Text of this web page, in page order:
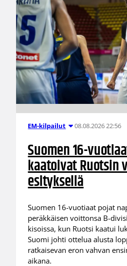
EM-kilpailut 08.08.2026 22:56
Suomen 16-
kaatoivat Ruotsin
esityksellä
Suomen 16-vuotiaat pojat
peräkkäisen voittonsa B-
kisoissa, kun Ruotsi kaatui
Suomi johti ottelua alusta
ratkaisevan eron vahvan
aikana.